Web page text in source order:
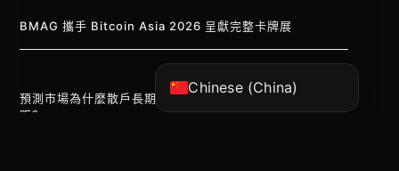
BMAG 攜手 Bitcoin Asia 2026 呈獻完整卡牌展
預測市場為什麼散戶長期虧損？AI 信號工具如何縮窄差
距？
Chinese (China)
English